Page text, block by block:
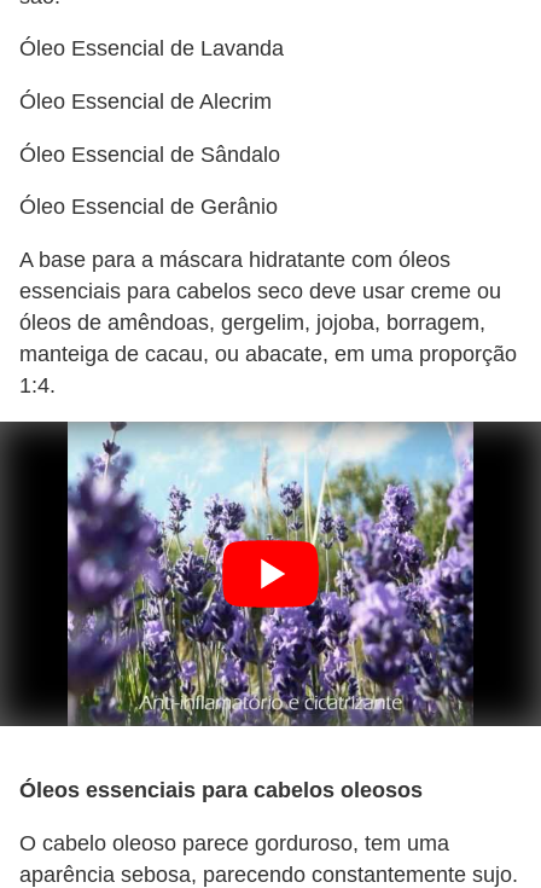
Óleo Essencial de Lavanda
Óleo Essencial de Alecrim
Óleo Essencial de Sândalo
Óleo Essencial de Gerânio
A base para a máscara hidratante com óleos
essenciais para cabelos seco deve usar creme ou
óleos de amêndoas, gergelim, jojoba, borragem,
manteiga de cacau, ou abacate, em uma proporção
1:4.
Óleos essenciais para cabelos oleosos
O cabelo oleoso parece gorduroso, tem uma
aparência sebosa, parecendo constantemente sujo.